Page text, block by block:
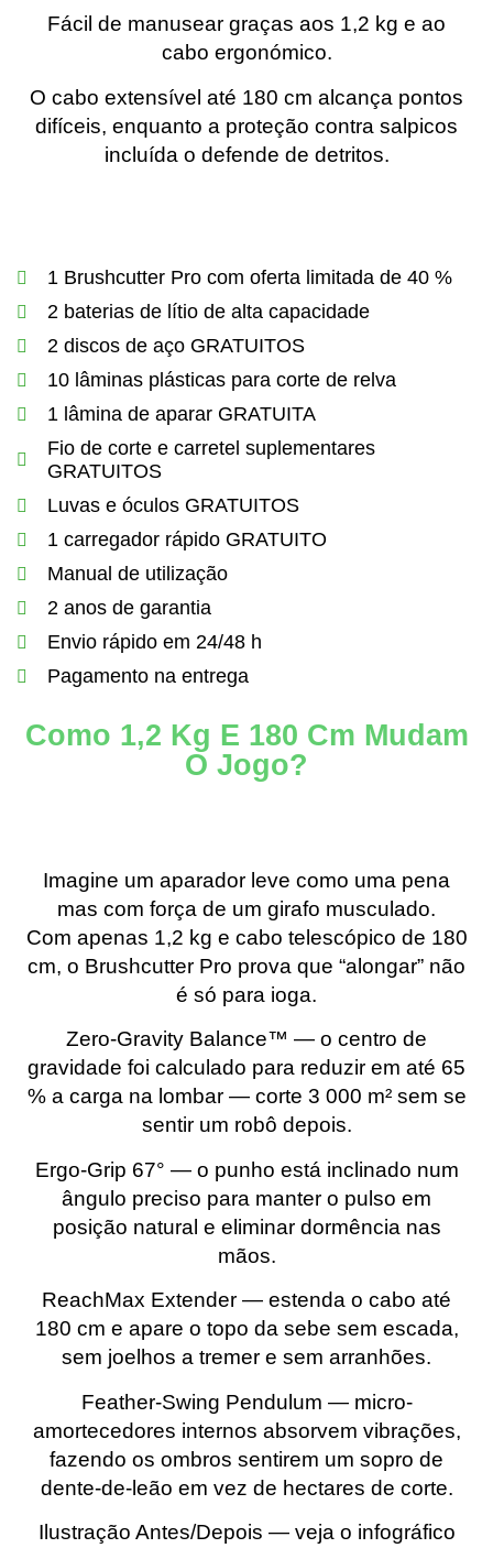
Fácil de manusear graças aos 1,2 kg e ao
cabo ergonómico.
O cabo extensível até 180 cm alcança pontos
difíceis, enquanto a proteção contra salpicos
incluída o defende de detritos.
1 Brushcutter Pro com oferta limitada de 40 %
2 baterias de lítio de alta capacidade
2 discos de aço GRATUITOS
10 lâminas plásticas para corte de relva
1 lâmina de aparar GRATUITA
Fio de corte e carretel suplementares
GRATUITOS
Luvas e óculos GRATUITOS
1 carregador rápido GRATUITO
Manual de utilização
2 anos de garantia
Envio rápido em 24/48 h
Pagamento na entrega
Como 1,2 Kg E 180 Cm Mudam
O Jogo?
Imagine um aparador leve como uma pena
mas com força de um girafo musculado.
Com apenas 1,2 kg e cabo telescópico de 180
cm, o Brushcutter Pro prova que “alongar” não
é só para ioga.
Zero-Gravity Balance™ — o centro de
gravidade foi calculado para reduzir em até 65
% a carga na lombar — corte 3 000 m² sem se
sentir um robô depois.
Ergo-Grip 67° — o punho está inclinado num
ângulo preciso para manter o pulso em
posição natural e eliminar dormência nas
mãos.
ReachMax Extender — estenda o cabo até
180 cm e apare o topo da sebe sem escada,
sem joelhos a tremer e sem arranhões.
Feather-Swing Pendulum — micro-
amortecedores internos absorvem vibrações,
fazendo os ombros sentirem um sopro de
dente-de-leão em vez de hectares de corte.
Ilustração Antes/Depois — veja o infográfico